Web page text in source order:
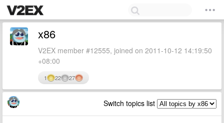
x86
V2EX member #12555, joined on 2011-10-12 14:19:50
+08:00
1 22 27
Switch topics list